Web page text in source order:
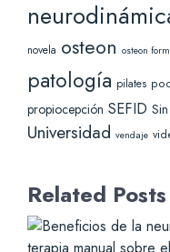
novela osteon osteon
patología pilates
propiocepción SEFID
Universidad vendaje
Related Posts